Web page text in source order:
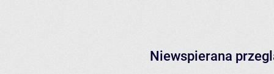
Niewspierana